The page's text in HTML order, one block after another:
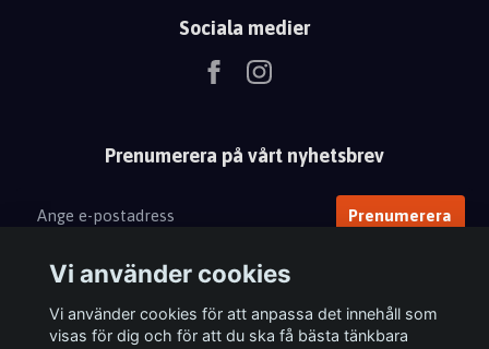
Sociala medier
Prenumerera på vårt nyhetsbrev
Prenumerera
Vi använder cookies
Vi använder cookies för att anpassa det innehåll som
visas för dig och för att du ska få bästa tänkbara